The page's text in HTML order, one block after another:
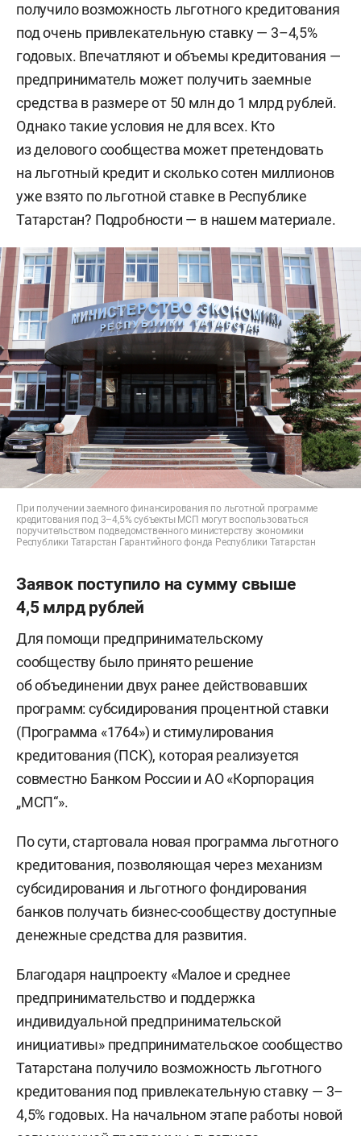
получило возможность льготного кредитования
под очень привлекательную ставку — 3–4,5%
годовых. Впечатляют и объемы кредитования —
предприниматель может получить заемные
средства в размере от 50 млн до 1 млрд рублей.
Однако такие условия не для всех. Кто
из делового сообщества может претендовать
на льготный кредит и сколько сотен миллионов
уже взято по льготной ставке в Республике
Татарстан? Подробности — в нашем материале.
При получении заемного финансирования по льготной программе
кредитования под 3–4,5% субъекты МСП могут воспользоваться
поручительством подведомственного министерству экономики
Республики Татарстан Гарантийного фонда Республики Татарстан
Заявок поступило на сумму свыше
4,5 млрд рублей
Для помощи предпринимательскому
сообществу было принято решение
об объединении двух ранее действовавших
программ: субсидирования процентной ставки
(Программа «1764») и стимулирования
кредитования (ПСК), которая реализуется
совместно Банком России и АО «Корпорация
„МСП“».
По сути, стартовала новая программа льготного
кредитования, позволяющая через механизм
субсидирования и льготного фондирования
банков получать бизнес-сообществу доступные
денежные средства для развития.
Благодаря нацпроекту «Малое и среднее
предпринимательство и поддержка
индивидуальной предпринимательской
инициативы» предпринимательское сообщество
Татарстана получило возможность льготного
кредитования под привлекательную ставку — 3–
4,5% годовых. На начальном этапе работы новой